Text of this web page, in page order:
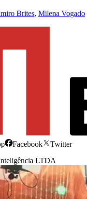
Brites, Milena Vogado
Facebook
Twitter
LTDA